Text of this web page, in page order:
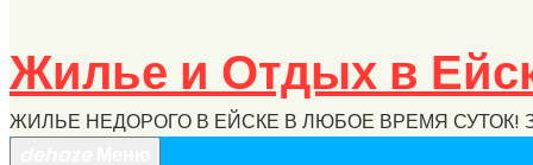
Жилье и Отдых в
ЖИЛЬЕ НЕДОРОГО В ЕЙСКЕ В ЛЮБОЕ ВРЕМЯ СУТОК!